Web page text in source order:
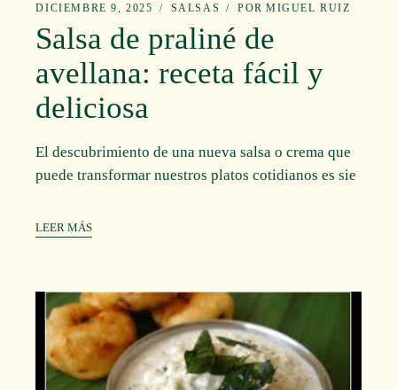
DICIEMBRE 9, 2025 SALSAS POR MIGUEL RUIZ
Salsa de praliné de
avellana: receta fácil y
deliciosa
El descubrimiento de una nueva salsa o crema que
puede transformar nuestros platos cotidianos es sie
LEER MÁS